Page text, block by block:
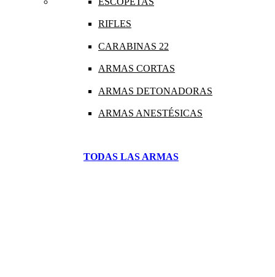
RIFLES
CARABINAS 22
ARMAS CORTAS
ARMAS DETONADORAS
ARMAS ANESTÉSICAS
TODAS LAS ARMAS